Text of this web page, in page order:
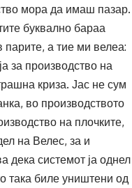
мора да имаш пазар.
буквално бараа
а тие ми велеа:
за производство на
криза. Јас не сум
во производството
на плочките,
на Велес, за и
дека системот ја однел
така биле уништени од